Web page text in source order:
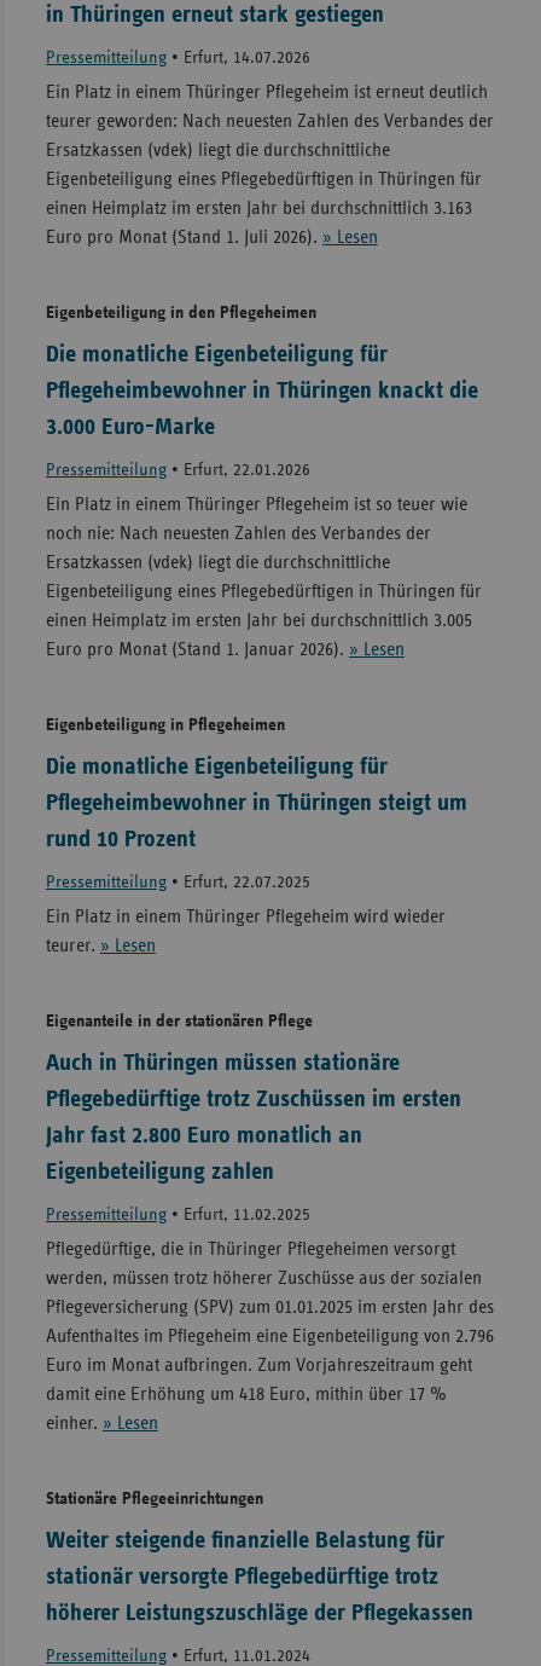
in Thüringen erneut stark gestiegen
Pressemitteilung• Erfurt, 14.07.2026
Ein Platz in einem Thüringer Pflegeheim ist erneut deutlich
teurer geworden: Nach neuesten Zahlen des Verbandes der
Ersatzkassen (vdek) liegt die durchschnittliche
Eigenbeteiligung eines Pflegebedürftigen in Thüringen für
einen Heimplatz im ersten Jahr bei durchschnittlich 3.163
Euro pro Monat (Stand 1. Juli 2026). » Lesen
Eigenbeteiligung in den Pflegeheimen
Die monatliche Eigenbeteiligung für
Pflegeheimbewohner in Thüringen knackt die
3.000 Euro-Marke
Pressemitteilung• Erfurt, 22.01.2026
Ein Platz in einem Thüringer Pflegeheim ist so teuer wie
noch nie: Nach neuesten Zahlen des Verbandes der
Ersatzkassen (vdek) liegt die durchschnittliche
Eigenbeteiligung eines Pflegebedürftigen in Thüringen für
einen Heimplatz im ersten Jahr bei durchschnittlich 3.005
Euro pro Monat (Stand 1. Januar 2026). » Lesen
Eigenbeteiligung in Pflegeheimen
Die monatliche Eigenbeteiligung für
Pflegeheimbewohner in Thüringen steigt um
rund 10 Prozent
Pressemitteilung• Erfurt, 22.07.2025
Ein Platz in einem Thüringer Pflegeheim wird wieder
teurer. » Lesen
Eigenanteile in der stationären Pflege
Auch in Thüringen müssen stationäre
Pflegebedürftige trotz Zuschüssen im ersten
Jahr fast 2.800 Euro monatlich an
Eigenbeteiligung zahlen
Pressemitteilung• Erfurt, 11.02.2025
Pflegedürftige, die in Thüringer Pflegeheimen versorgt
werden, müssen trotz höherer Zuschüsse aus der sozialen
Pflegeversicherung (SPV) zum 01.01.2025 im ersten Jahr des
Aufenthaltes im Pflegeheim eine Eigenbeteiligung von 2.796
Euro im Monat aufbringen. Zum Vorjahreszeitraum geht
damit eine Erhöhung um 418 Euro, mithin über 17 %
einher. » Lesen
Stationäre Pflegeeinrichtungen
Weiter steigende finanzielle Belastung für
stationär versorgte Pflegebedürftige trotz
höherer Leistungszuschläge der Pflegekassen
Pressemitteilung• Erfurt, 11.01.2024